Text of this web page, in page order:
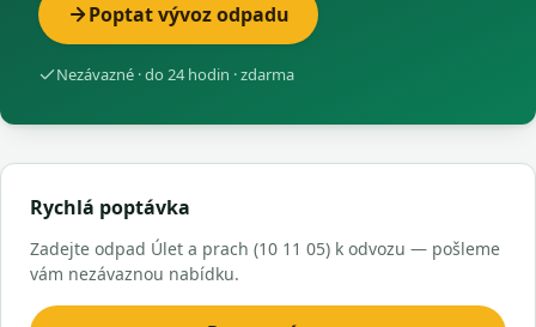
Poptat vývoz odpadu
Nezávazné · do 24 hodin · zdarma
Rychlá poptávka
Zadejte odpad Úlet a prach (10 11 05) k odvozu — pošleme
vám nezávaznou nabídku.